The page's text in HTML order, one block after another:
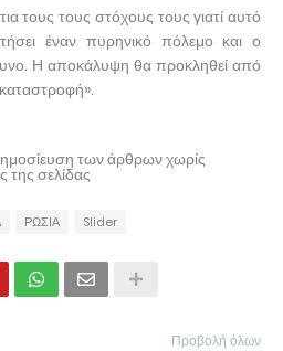
τους τους στόχους τους γιατί αυτό
έναν πυρηνικό πόλεμο και ο
Η αποκάλυψη θα προκληθεί από
των άρθρων χωρίς
της σελίδας
ΡΩΣΙΑ Slider
Προβολή όλων